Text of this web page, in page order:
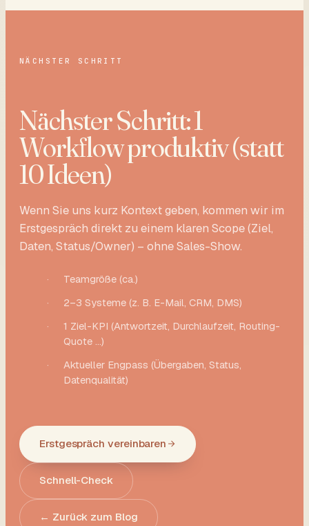
NÄCHSTER SCHRITT
Nächster Schritt: 1
Workflow produktiv (statt
10 Ideen)
Wenn Sie uns kurz Kontext geben, kommen wir im
Erstgespräch direkt zu einem klaren Scope (Ziel,
Daten, Status/Owner) – ohne Sales-Show.
·
Teamgröße (ca.)
·
2–3 Systeme (z. B. E-Mail, CRM, DMS)
·
1 Ziel-KPI (Antwortzeit, Durchlaufzeit, Routing-
Quote …)
·
Aktueller Engpass (Übergaben, Status,
Datenqualität)
Erstgespräch vereinbaren
Schnell-Check
← Zurück zum Blog